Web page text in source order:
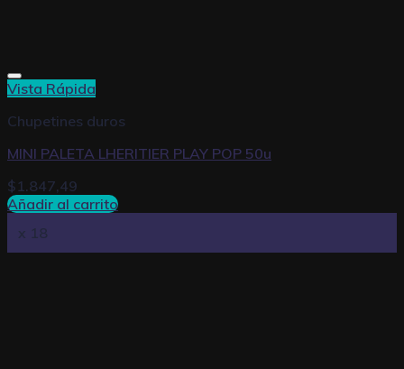
Vista Rápida
Chupetines duros
MINI PALETA LHERITIER PLAY POP 50u
$ 1.847,49
Añadir al carrito
x 18